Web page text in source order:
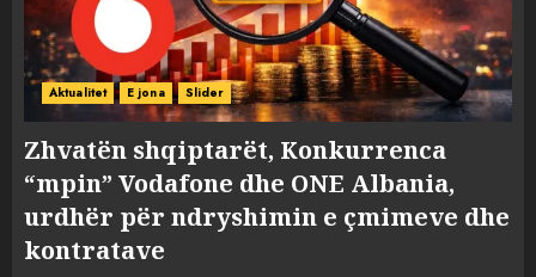
Aktualitet E jona Slider
Zhvatën shqiptarët, Konkurrenca
“mpin” Vodafone dhe ONE Albania,
urdhër për ndryshimin e çmimeve dhe
kontratave